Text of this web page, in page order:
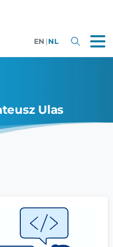
EN |NL
Ulas